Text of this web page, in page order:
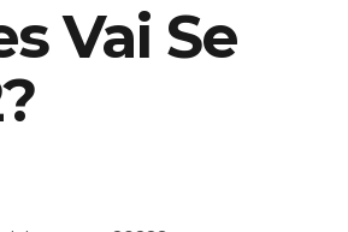
Vai Se